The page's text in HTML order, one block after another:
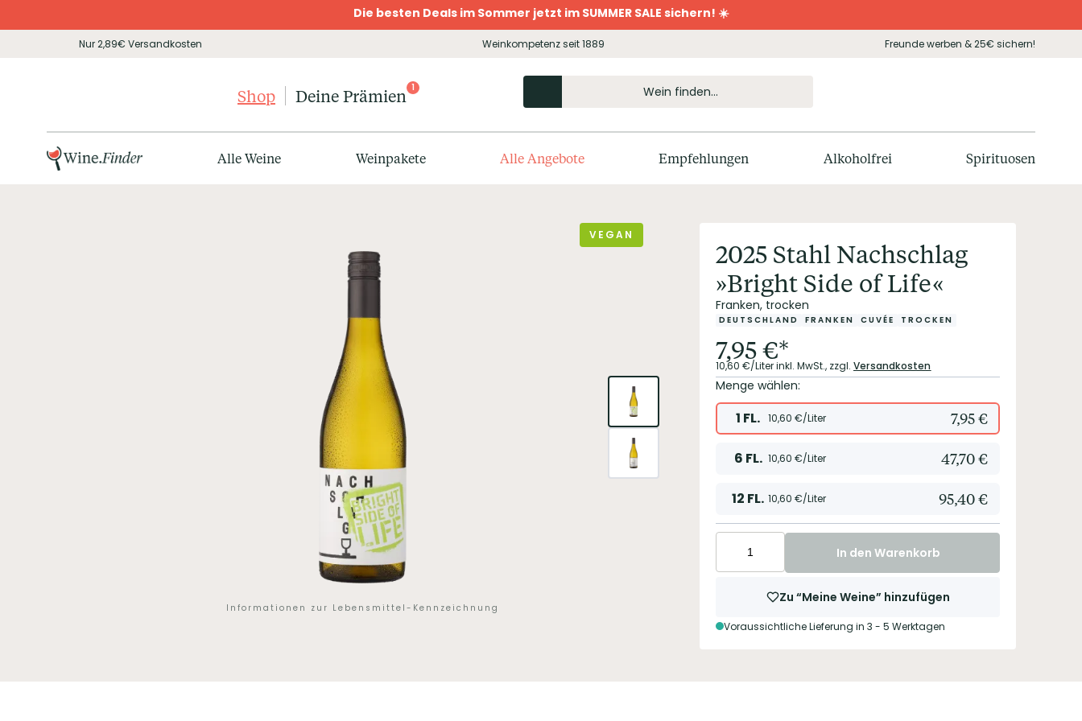
Die besten Deals im Sommer jetzt im SUMMER SALE sichern! ☀️
Nur 2,89€ Versandkosten Weinkompetenz seit 1889 Freunde werben & 25€ sichern!
Shop Deine Prämien 1
Alle Weine Weinpakete Alle Angebote Empfehlungen Alkoholfrei Spirituosen
VEGAN
Informationen zur Lebensmittel-Kennzeichnung
2025 Stahl Nachschlag
»Bright Side of Life«
Franken, trocken
DEUTSCHLAND FRANKEN CUVÉE TROCKEN
7,95€*
10,60 €/Literinkl. MwSt., zzgl. Versandkosten
Menge wählen:
1 FL. 10,60 €/Liter 7,95€
6 FL. 10,60 €/Liter 47,70€
12 FL. 10,60 €/Liter 95,40€
In den Warenkorb
Zu “Meine Weine” hinzufügen
Voraussichtliche Lieferung in 3 - 5 Werktagen